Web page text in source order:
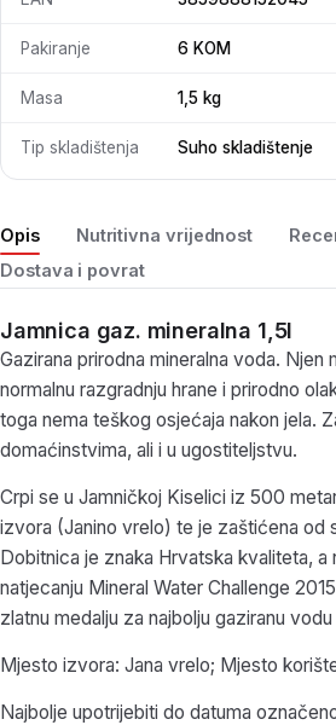
Opis Nutritivna vrijednost
Dostava i povrat
Jamnica gaz. mineralna 1,5l
Gazirana prirodna mineralna voda. Njen
normalnu razgradnju hrane i prirodno
toga nema teškog osjećaja nakon jela.
domaćinstvima, ali i u ugostiteljstvu.
Crpi se u Jamničkoj Kiselici iz 500
izvora (Janino vrelo) te je zaštićena od
Dobitnica je znaka Hrvatska kvaliteta, a
natjecanju Mineral Water Challenge
zlatnu medalju za najbolju gaziranu vodu
Mjesto izvora: Jana vrelo; Mjesto
Najbolje upotrijebiti do datuma
Pakiranje 6 KOM
Masa 1,5 kg
Tip skladištenja Suho skladištenje